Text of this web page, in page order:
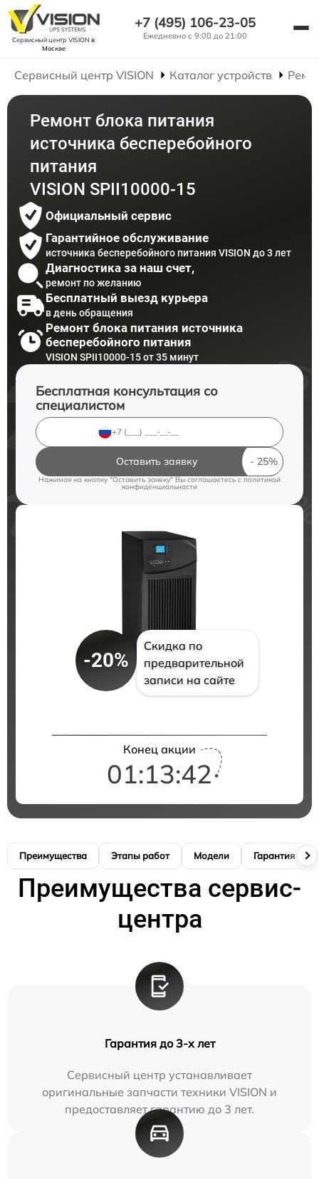
Сервисный центр VISION в
Москве
+7 (495) 106-23-05
Ежедневно с 9:00 до 21:00
Сервисный центр VISION Каталог устройств
Ремонт блока питания
источника бесперебойного
питания
VISION SPII10000-15
Официальный сервис
Гарантийное обслуживание
источника бесперебойного питания VISION до 3 лет
Диагностика за наш счет,
ремонт по желанию
Бесплатный выезд курьера
в день обращения
Ремонт блока питания источника
бесперебойного питания
VISION SPII10000-15 от 35 минут
Бесплатная консультация со
специалистом
Оставить заявку
Нажимая на кнопку "Оставить заявку" Вы соглашаетесь cполитикой
конфиденциальности
-20%
Скидка по
предварительной
записи на сайте
Конец акции
01:13:41
Преимущества Этапы работ Модели Гарантия
Преимущества сервис-
центра
Гарантия до 3-х лет
Сервисный центр устанавливает
оригинальные запчасти техники VISION и
предоставляет гарантию до 3 лет.